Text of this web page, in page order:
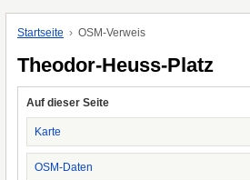
Startseite OSM-Verweis
Theodor-Heuss-Platz
Auf dieser Seite
Karte
OSM-Daten